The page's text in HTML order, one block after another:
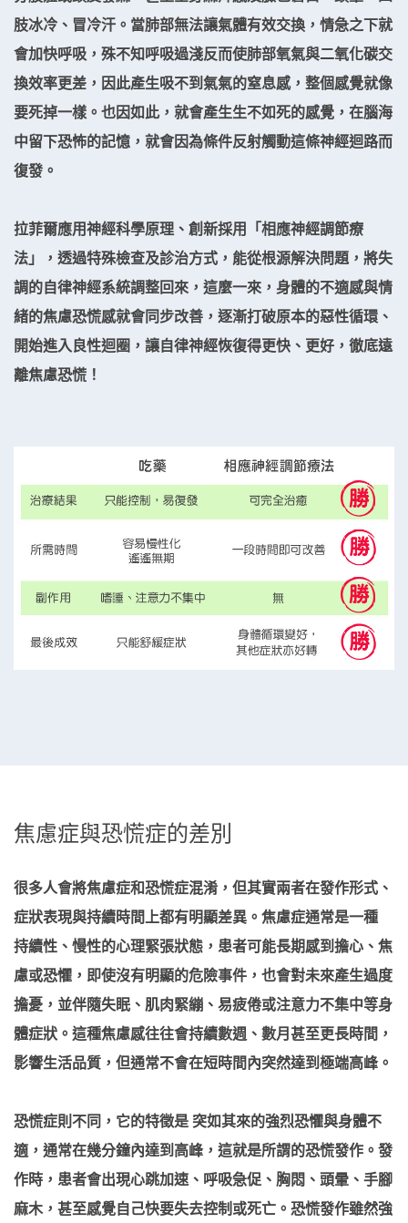
肢冰冷、冒冷汗。當肺部無法讓氣體有效交換，情急之下就
會加快呼吸，殊不知呼吸過淺反而使肺部氧氣與二氧化碳交
換效率更差，因此產生吸不到氣氣的窒息感，整個感覺就像
要死掉一樣。也因如此，就會產生生不如死的感覺，在腦海
中留下恐怖的記憶，就會因為條件反射觸動這條神經迴路而
復發。
拉菲爾應用神經科學原理、創新採用「相應神經調節療
法」，透過特殊檢查及診治方式，能從根源解決問題，將失
調的自律神經系統調整回來，這麼一來，身體的不適感與情
緒的焦慮恐慌感就會同步改善，逐漸打破原本的惡性循環、
開始進入良性迴圈，讓自律神經恢復得更快、更好，徹底遠
離焦慮恐慌！
焦慮症與恐慌症的差別
很多人會將焦慮症和恐慌症混淆，但其實兩者在發作形式、
症狀表現與持續時間上都有明顯差異。焦慮症通常是一種
持續性、慢性的心理緊張狀態，患者可能長期感到擔心、焦
慮或恐懼，即使沒有明顯的危險事件，也會對未來產生過度
擔憂，並伴隨失眠、肌肉緊繃、易疲倦或注意力不集中等身
體症狀。這種焦慮感往往會持續數週、數月甚至更長時間，
影響生活品質，但通常不會在短時間內突然達到極端高峰。
恐慌症則不同，它的特徵是 突如其來的強烈恐懼與身體不
適，通常在幾分鐘內達到高峰，這就是所謂的恐慌發作。發
作時，患者會出現心跳加速、呼吸急促、胸悶、頭暈、手腳
麻木，甚至感覺自己快要失去控制或死亡。恐慌發作雖然強